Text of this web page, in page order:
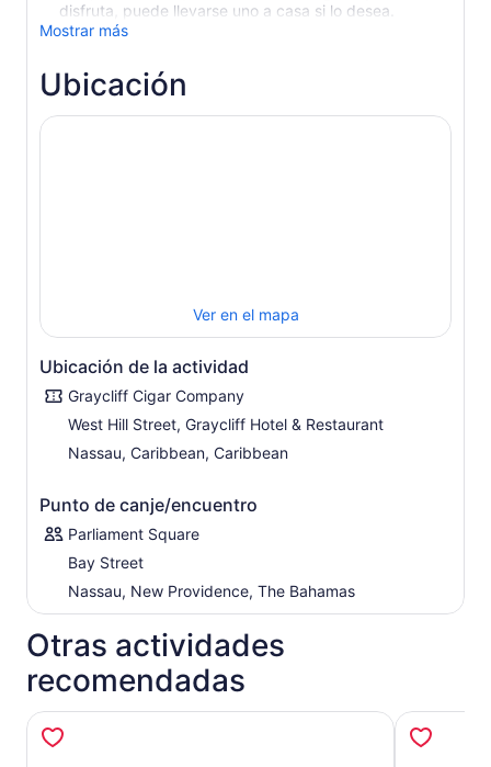
disfruta, puede llevarse uno a casa si lo desea.
Mostrar más
Ubicación
Ver en el mapa
Ubicación de la actividad
Graycliff Cigar Company
West Hill Street, Graycliff Hotel & Restaurant
Nassau, Caribbean, Caribbean
Punto de canje/encuentro
Parliament Square
Bay Street
Nassau, New Providence, The Bahamas
Otras actividades
recomendadas